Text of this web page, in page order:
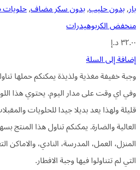
بار,بدون حليب,بدون سكر مضاف,
منخفض الكربوهيدرات
٣٢.٠٠د.إ
إضافة إلى السلة
وجبة خفيفة مغذية ولذيذة يمكنكم حملها
وفي اي وقت على مدار اليوم. يحتوي هذا
قليلة ولهذا يعد بديلا جيدا للحلويات
العالية والضارة. يمكنكم تناول هذا المنتج
المنزل، العمل، المدرسة، النادي، والاماكن
التي لم تتناولوا فيها وجبة الافطار.